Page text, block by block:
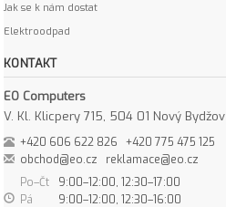
Jak se k nám dostat
Elektroodpad
KONTAKT
EO Computers
V. Kl. Klicpery 715, 504 01 Nový Bydžov
+420 606 622 826
+420 775 475 125
obchod@eo.cz
reklamace@eo.cz
Po–Čt
9:00–12:00, 12:30–17:00
Pá
9:00–12:00, 12:30–16:00